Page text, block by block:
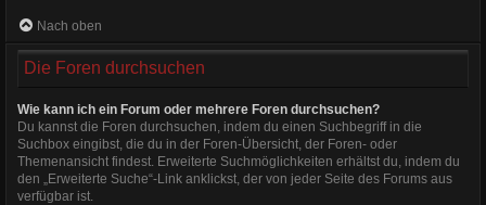
Nach oben
Die Foren durchsuchen
Wie kann ich ein Forum oder mehrere Foren durchsuchen?
Du kannst die Foren durchsuchen, indem du einen Suchbegriff in die
Suchbox eingibst, die du in der Foren-Übersicht, der Foren- oder
Themenansicht findest. Erweiterte Suchmöglichkeiten erhältst du, indem du
den „Erweiterte Suche“-Link anklickst, der von jeder Seite des Forums aus
verfügbar ist.